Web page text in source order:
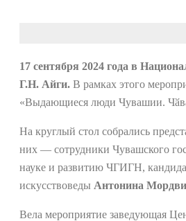
17 сентября 2024 года в
Г.Н. Айги. В рамках этого
«Выдающиеся люди Чувашии.
На круглый стол собрались
них — сотрудники Чувашского
науке и развитию ЧГИГН,
искусствоведы Антонина
Вела мероприятие заведующая